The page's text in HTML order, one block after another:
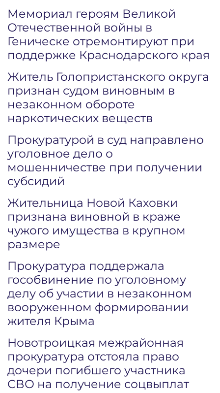
Мемориал героям Великой
Отечественной войны в
Геническе отремонтируют при
поддержке Краснодарского края
Житель Голопристанского округа
признан судом виновным в
незаконном обороте
наркотических веществ
Прокуратурой в суд направлено
уголовное дело о
мошенничестве при получении
субсидий
Жительница Новой Каховки
признана виновной в краже
чужого имущества в крупном
размере
Прокуратура поддержала
гособвинение по уголовному
делу об участии в незаконном
вооруженном формировании
жителя Крыма
Новотроицкая межрайонная
прокуратура отстояла право
дочери погибшего участника
СВО на получение соцвыплат